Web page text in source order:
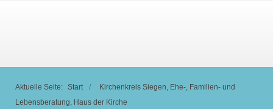
Aktuelle Seite: Start
Kirchenkreis Siegen, Ehe-, Familien- und
Lebensberatung, Haus der Kirche